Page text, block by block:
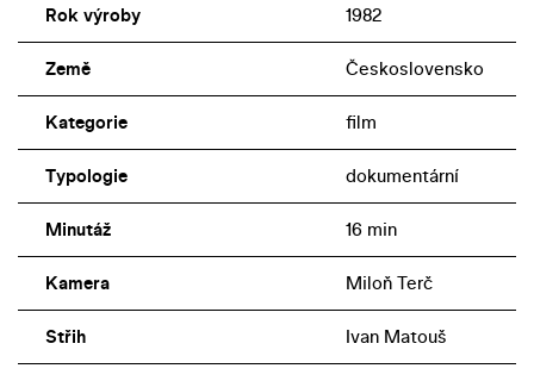
Rok výroby 1982
Země Československo
Kategorie film
Typologie dokumentární
Minutáž 16 min
Kamera Miloň Terč
Střih Ivan Matouš